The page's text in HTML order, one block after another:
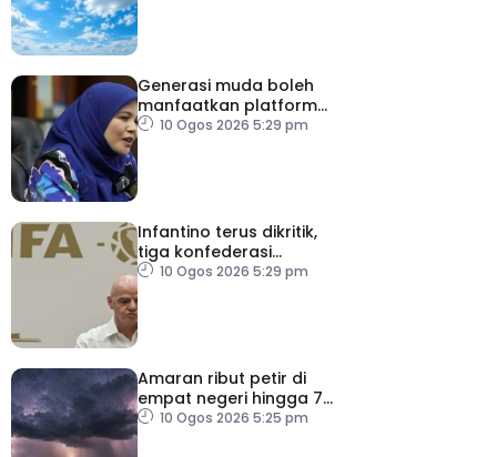
Generasi muda boleh
manfaatkan platform
digital zahir patriotisme
10 Ogos 2026 5:29 pm
Infantino terus dikritik,
tiga konfederasi
tegaskan bola sepak
10 Ogos 2026 5:29 pm
Amaran ribut petir di
empat negeri hingga 7
malam
10 Ogos 2026 5:25 pm